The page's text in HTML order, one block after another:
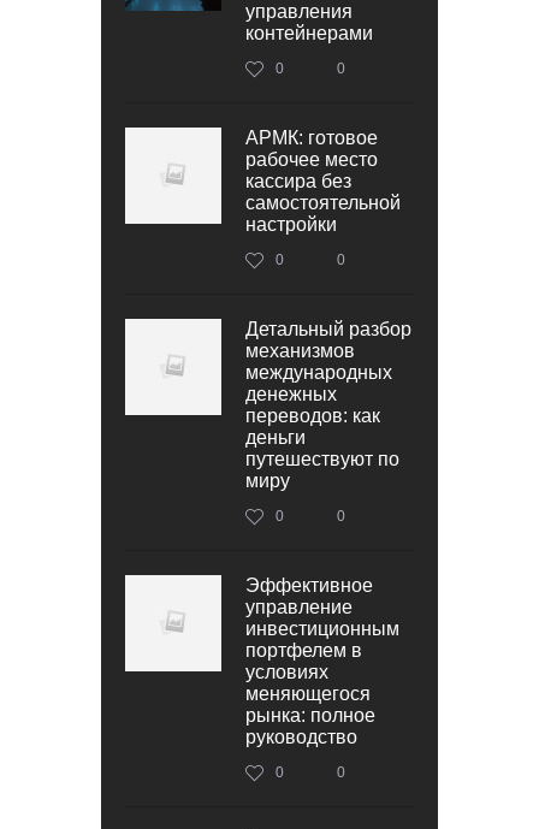
управления
контейнерами
0 0
АРМК: готовое
рабочее место
кассира без
самостоятельной
настройки
0 0
Детальный разбор
механизмов
международных
денежных
переводов: как
деньги
путешествуют по
миру
0 0
Эффективное
управление
инвестиционным
портфелем в
условиях
меняющегося
рынка: полное
руководство
0 0